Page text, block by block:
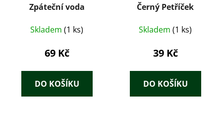
Zpáteční voda
Skladem (1 ks)
69 Kč
DO KOŠÍKU
Černý Petříček
Skladem (1 ks)
39 Kč
DO KOŠÍKU